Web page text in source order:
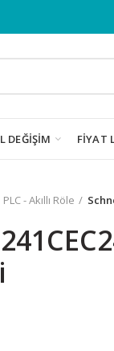
DEĞIŞIM FIYAT
PLC - Akıllı Röle
AC PLC çözümleri